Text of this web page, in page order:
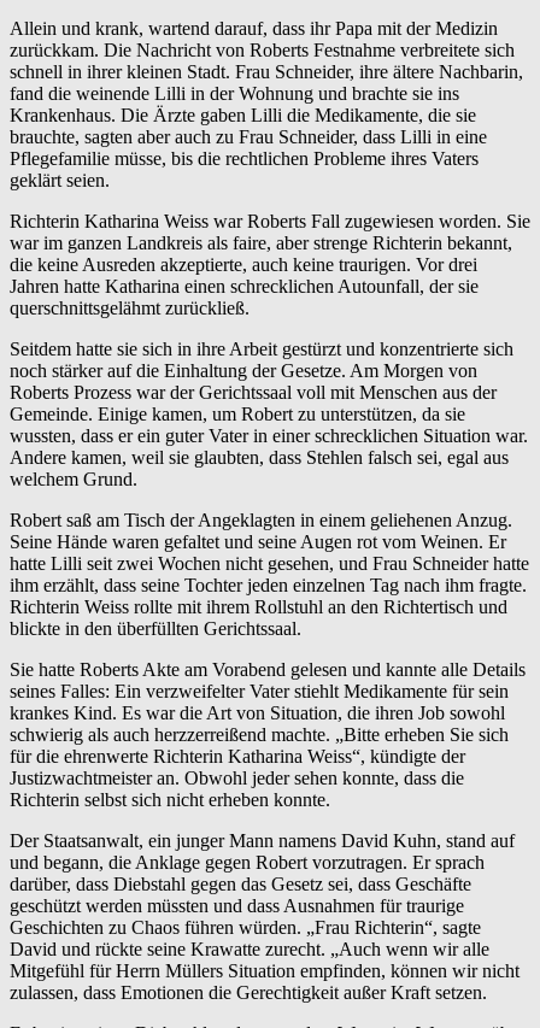
Allein und krank, wartend darauf, dass ihr Papa mit der Medizin
zurückkam. Die Nachricht von Roberts Festnahme verbreitete sich
schnell in ihrer kleinen Stadt. Frau Schneider, ihre ältere Nachbarin,
fand die weinende Lilli in der Wohnung und brachte sie ins
Krankenhaus. Die Ärzte gaben Lilli die Medikamente, die sie
brauchte, sagten aber auch zu Frau Schneider, dass Lilli in eine
Pflegefamilie müsse, bis die rechtlichen Probleme ihres Vaters
geklärt seien.
Richterin Katharina Weiss war Roberts Fall zugewiesen worden. Sie
war im ganzen Landkreis als faire, aber strenge Richterin bekannt,
die keine Ausreden akzeptierte, auch keine traurigen. Vor drei
Jahren hatte Katharina einen schrecklichen Autounfall, der sie
querschnittsgelähmt zurückließ.
Seitdem hatte sie sich in ihre Arbeit gestürzt und konzentrierte sich
noch stärker auf die Einhaltung der Gesetze. Am Morgen von
Roberts Prozess war der Gerichtssaal voll mit Menschen aus der
Gemeinde. Einige kamen, um Robert zu unterstützen, da sie
wussten, dass er ein guter Vater in einer schrecklichen Situation war.
Andere kamen, weil sie glaubten, dass Stehlen falsch sei, egal aus
welchem Grund.
Robert saß am Tisch der Angeklagten in einem geliehenen Anzug.
Seine Hände waren gefaltet und seine Augen rot vom Weinen. Er
hatte Lilli seit zwei Wochen nicht gesehen, und Frau Schneider hatte
ihm erzählt, dass seine Tochter jeden einzelnen Tag nach ihm fragte.
Richterin Weiss rollte mit ihrem Rollstuhl an den Richtertisch und
blickte in den überfüllten Gerichtssaal.
Sie hatte Roberts Akte am Vorabend gelesen und kannte alle Details
seines Falles: Ein verzweifelter Vater stiehlt Medikamente für sein
krankes Kind. Es war die Art von Situation, die ihren Job sowohl
schwierig als auch herzzerreißend machte. „Bitte erheben Sie sich
für die ehrenwerte Richterin Katharina Weiss“, kündigte der
Justizwachtmeister an. Obwohl jeder sehen konnte, dass die
Richterin selbst sich nicht erheben konnte.
Der Staatsanwalt, ein junger Mann namens David Kuhn, stand auf
und begann, die Anklage gegen Robert vorzutragen. Er sprach
darüber, dass Diebstahl gegen das Gesetz sei, dass Geschäfte
geschützt werden müssten und dass Ausnahmen für traurige
Geschichten zu Chaos führen würden. „Frau Richterin“, sagte
David und rückte seine Krawatte zurecht. „Auch wenn wir alle
Mitgefühl für Herrn Müllers Situation empfinden, können wir nicht
zulassen, dass Emotionen die Gerechtigkeit außer Kraft setzen.